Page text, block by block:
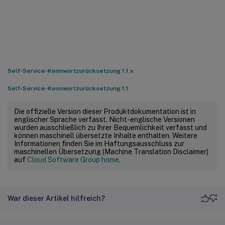
Self-Service-Kennwortzurücksetzung 1.1.x
Self-Service-Kennwortzurücksetzung 1.1
Die offizielle Version dieser Produktdokumentation ist in
englischer Sprache verfasst. Nicht-englische Versionen
wurden ausschließlich zu Ihrer Bequemlichkeit verfasst und
können maschinell übersetzte Inhalte enthalten. Weitere
Informationen finden Sie im Haftungsausschluss zur
maschinellen Übersetzung (Machine Translation Disclaimer)
auf Cloud Software Group home.
War dieser Artikel hilfreich?